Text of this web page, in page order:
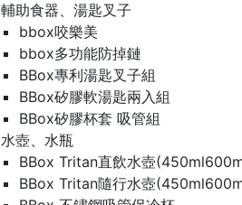
輔助食器、湯匙叉子
bbox咬樂美
bbox多功能防掉鏈
BBox專利湯匙叉子組
BBox矽膠軟湯匙兩入組
BBox矽膠杯套 吸管組
水壺、水瓶
BBox Tritan直飲水壺
BBox Tritan隨行水壺